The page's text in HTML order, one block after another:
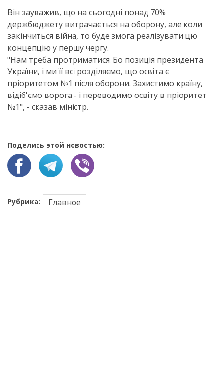
Він зауважив, що на сьогодні понад 70%
держбюджету витрачається на оборону, але коли
закінчиться війна, то буде змога реалізувати цю
концепцію у першу чергу.
"Нам треба протриматися. Бо позиція президента
України, і ми її всі розділяємо, що освіта є
пріоритетом №1 після оборони. Захистимо країну,
відіб'ємо ворога - і переводимо освіту в пріоритет
№1", - сказав міністр.
Поделись этой новостью:
Рубрика: Главное